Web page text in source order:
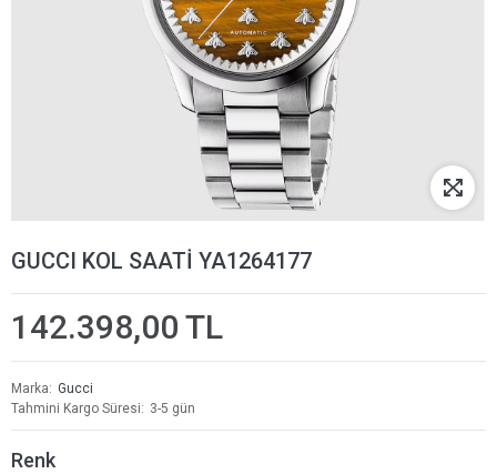
GUCCI KOL SAATİ YA1264177
142.398,00 TL
Marka
Gucci
Tahmini Kargo Süresi
3-5 gün
Renk